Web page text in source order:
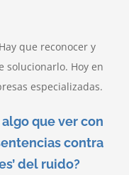
que reconocer y
solucionarlo. Hoy en
especializadas.
que ver con
contra
del ruido?